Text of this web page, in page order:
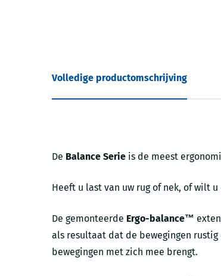
Volledige productomschrijving
De Balance Serie is de meest
Heeft u last van uw rug of nek, of wilt
De gemonteerde Ergo-balance™
als resultaat dat de bewegingen
bewegingen met zich mee brengt.